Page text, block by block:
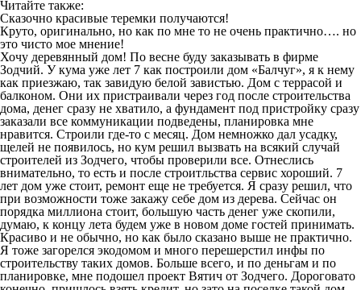
Читайте также:
Сказочно красивые теремки получаются!
Круто, оригинально, но как по мне то не очень практично…. но
это чисто мое мнение!
Хочу деревянный дом! По весне буду заказывать в фирме
Зодчий. У кума уже лет 7 как построили дом «Балчуг», я к нему
как приезжаю, так завидую белой завистью. Дом с террасой и
балконом. Они их пристраивали через год после строительства
дома, денег сразу не хватило, а фундамент под пристройку сразу
заказали все коммуникации подведены, планировка мне
нравится. Строили где-то с месяц. Дом немножко дал усадку,
щелей не появилось, но кум решил вызвать на всякий случай
строителей из Зодчего, чтобы проверили все. Отнеслись
внимательно, то есть и после строитльства сервис хороший. 7
лет дом уже стоит, ремонт еще не требуется. Я сразу решил, что
при возможности тоже закажу себе дом из дерева. Сейчас он
порядка миллиона стоит, большую часть денег уже скопили,
думаю, к концу лета будем уже в новом доме гостей принимать.
Красиво и не обычно, но как было сказано выше не практично.
Я тоже загорелся экодомом и много перешерстил инфы по
строительству таких домов. Больше всего, и по деньгам и по
планировке, мне подошел проект Вятич от Зодчего. Дороговато